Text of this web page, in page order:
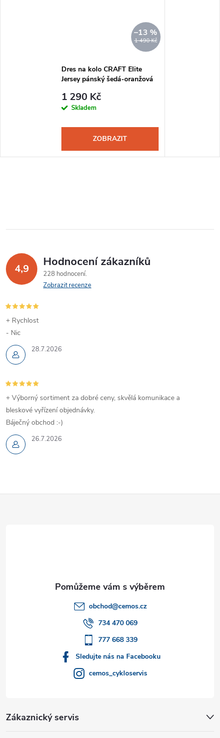
1 490 Kč
–13 %
Dres na kolo CRAFT Elite
Jersey pánský šedá-oranžová
1 290 Kč
Skladem
ZOBRAZIT
4,9 Hodnocení zákazníků
228 hodnocení
Zobrazit recenze
28.7.2026
+ Rychlost
- Nic
26.7.2026
+ Výborný sortiment za dobré ceny, skvělá komunikace a
bleskové vyřízení objednávky.
Báječný obchod :-)
obchod@cemos.cz
734 470 069
777 668 339
Sledujte nás na Facebooku
cemos_cykloservis
Zákaznický servis